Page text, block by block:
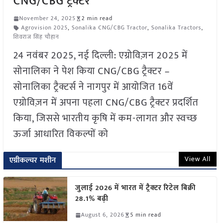
November 24, 2025
2 min read
Agrovision 2025, Sonalika CNG/CBG Tractor, Sonalika Tractors,
शिवराज सिंह चौहान
24 नवंबर 2025, नई दिल्ली: एग्रोविज़न 2025 में
सोनालिका ने पेश किया CNG/CBG ट्रैक्टर –
सोनालिका ट्रैक्टर्स ने नागपुर में आयोजित 16वें
एग्रोविज़न में अपना पहला CNG/CBG ट्रैक्टर प्रदर्शित
किया, जिससे भारतीय कृषि में कम-लागत और स्वच्छ
ऊर्जा आधारित विकल्पों को
एग्रीकल्चर मशीन View All
जुलाई 2026 में भारत में ट्रैक्टर रिटेल बिक्री
28.1% बढ़ी
August 6, 2026 5 min read